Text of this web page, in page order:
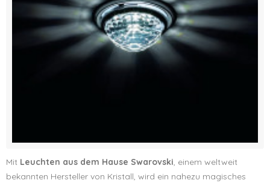
Mit Leuchten aus dem Hause Swarovski, einem weltweit
bekannten Hersteller von Kristall, wird ein nahezu magisches